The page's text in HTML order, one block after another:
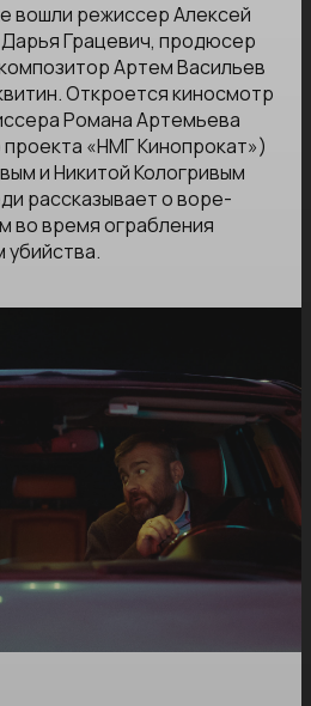
вошли режиссер Алексей
Грацевич, продюсер
Артем Васильев
Откроется киносмотр
Романа Артемьева
«НМГ Кинопрокат»)
и Никитой Кологривым
рассказывает о воре-
во время ограбления